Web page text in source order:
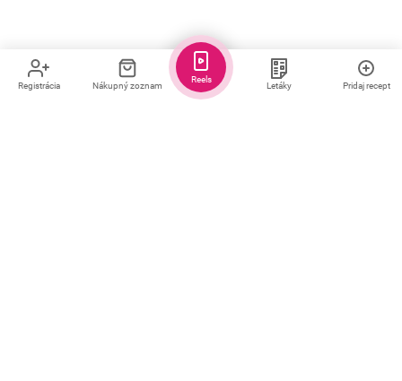
Registrácia Nákupný zoznam Letáky Pridaj recept
Reels